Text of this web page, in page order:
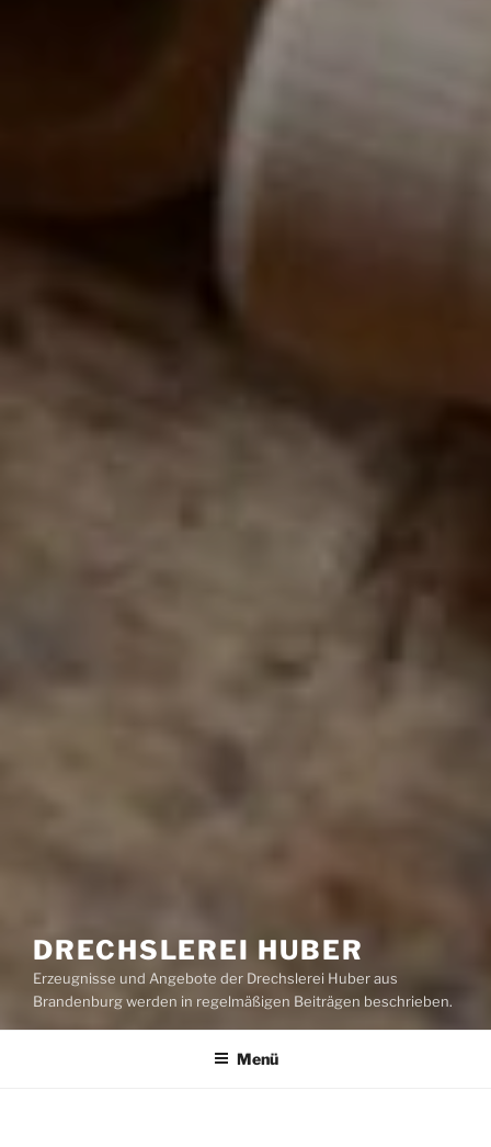
DRECHSLEREI HUBER
Erzeugnisse und Angebote der Drechslerei Huber aus
Brandenburg werden in regelmäßigen Beiträgen beschrieben.
Menü